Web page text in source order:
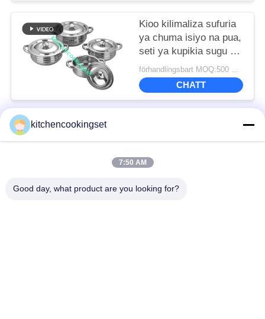
Kioo kilimaliza sufuria
ya chuma isiyo na pua,
seti ya kupikia sugu ya
joto
förhandlingsbart MOQ:500 SETS
CHATT
Popular Categories
kitchencookingset
7:50 AM
Good day, what product are you looking for?